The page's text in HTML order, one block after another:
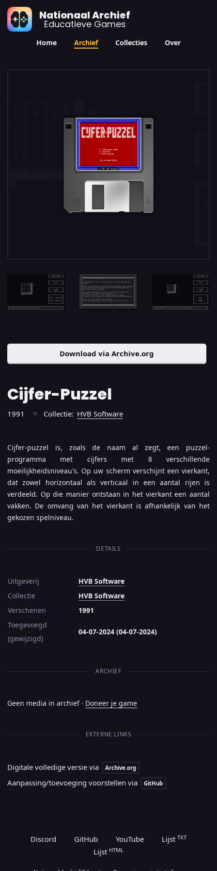
Nationaal Archief
Educatieve Games
Home Archief Collecties Over
Download via Archive.org
Cijfer-Puzzel
1991 ● Collectie: HVB Software
Cijfer-puzzel is, zoals de naam al zegt, een puzzel-
programma met cijfers met 8 verschillende
moeilijkheidsniveau's. Op uw scherm verschijnt een vierkant,
dat zowel horizontaal als verticaal in een aantal rijen is
verdeeld. Op die manier ontstaan in het vierkant een aantal
vakken. De omvang van het vierkant is afhankelijk van het
gekozen spelniveau.
DETAILS
Uitgeverij
HVB Software
Collectie
HVB Software
Verschenen
1991
Toegevoegd
(gewijzigd)
04-07-2024 (04-07-2024)
ARCHIEF
Geen media in archief · Doneer je game
EXTERNE LINKS
Digitale volledige versie via Archive.org
Aanpassing/toevoeging voorstellen via GitHub
Discord GitHub YouTube Lijst TXT
Lijst HTML